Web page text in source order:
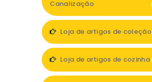
Canalização
Loja de artigos de coleção
Loja de artigos de cozinha